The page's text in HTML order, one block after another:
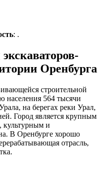
: .
Оренбурга
строительной
населения 564 тысячи
на берегах реки Урал,
Город является крупным
и
В Оренбурге хорошо
отрасль,